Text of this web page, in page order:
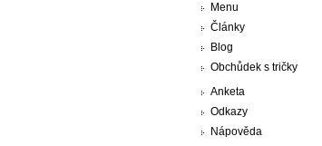
Menu
Články
Blog
Obchůdek s tričky
Anketa
Odkazy
Nápověda